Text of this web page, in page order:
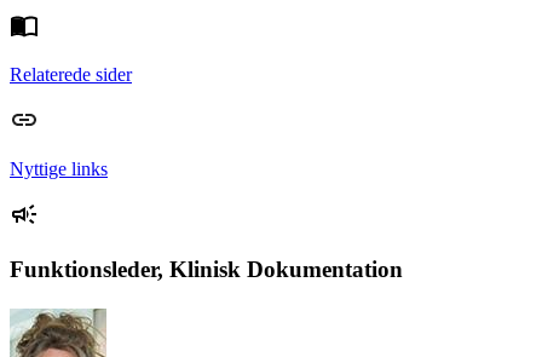
Relaterede sider
Nyttige links
Funktionsleder, Klinisk Dokumentation